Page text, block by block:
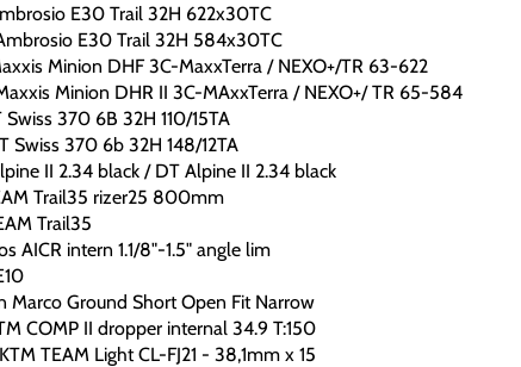
E30 Trail 32H 622x30TC
E30 Trail 32H 584x30TC
Minion DHF 3C-MaxxTerra / NEXO+/TR 63-622
Minion DHR II 3C-MAxxTerra / NEXO+/ TR 65-584
Swiss 370 6B 32H 110/15TA
Swiss 370 6b 32H 148/12TA
II 2.34 black / DT Alpine II 2.34 black
Trail35 rizer25 800mm
Trail35
AICR intern 1.1/8"-1.5" angle lim
Marco Ground Short Open Fit Narrow
COMP II dropper internal 34.9 T:150
TEAM Light CL-FJ21 - 38,1mm x 15